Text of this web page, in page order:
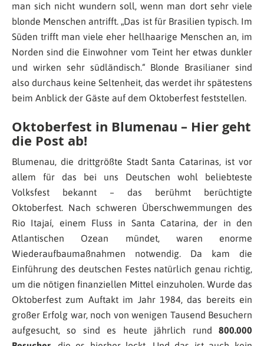
man sich nicht wundern soll, wenn man dort sehr viele
blonde Menschen antrifft. „Das ist für Brasilien typisch. Im
Süden trifft man viele eher hellhaarige Menschen an, im
Norden sind die Einwohner vom Teint her etwas dunkler
und wirken sehr südländisch.“ Blonde Brasilianer sind
also durchaus keine Seltenheit, das werdet ihr spätestens
beim Anblick der Gäste auf dem Oktoberfest feststellen.
Oktoberfest in Blumenau – Hier geht
die Post ab!
Blumenau, die drittgrößte Stadt Santa Catarinas, ist vor
allem für das bei uns Deutschen wohl beliebteste
Volksfest bekannt – das berühmt berüchtigte
Oktoberfest. Nach schweren Überschwemmungen des
Rio Itajaí, einem Fluss in Santa Catarina, der in den
Atlantischen Ozean mündet, waren enorme
Wiederaufbaumaßnahmen notwendig. Da kam die
Einführung des deutschen Festes natürlich genau richtig,
um die nötigen finanziellen Mittel einzuholen. Wurde das
Oktoberfest zum Auftakt im Jahr 1984, das bereits ein
großer Erfolg war, noch von wenigen Tausend Besuchern
aufgesucht, so sind es heute jährlich rund 800.000